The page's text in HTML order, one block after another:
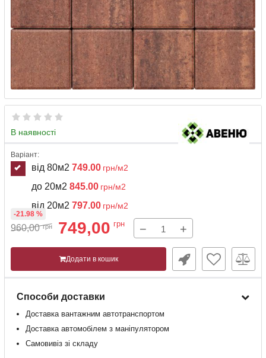
В наявності
Варіант:
від 80м2 749.00 грн/м2
до 20м2 845.00 грн/м2
від 20м2 797.00 грн/м2
960,00 грн 749,00 грн
-21.98 %
− +
Додати в кошик
Способи доставки
Доставка вантажним автотранспортом
Доставка автомобілем з маніпулятором
Самовивіз зі складу